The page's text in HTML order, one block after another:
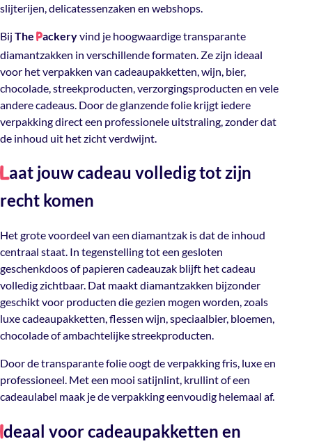
slijterijen, delicatessenzaken en webshops.
Bij The Packeryvind je hoogwaardige transparante
diamantzakken in verschillende formaten. Ze zijn ideaal
voor het verpakken van cadeaupakketten, wijn, bier,
chocolade, streekproducten, verzorgingsproducten en vele
andere cadeaus. Door de glanzende folie krijgt iedere
verpakking direct een professionele uitstraling, zonder dat
de inhoud uit het zicht verdwijnt.
Laat jouw cadeau volledig tot zijn
recht komen
Het grote voordeel van een diamantzak is dat de inhoud
centraal staat. In tegenstelling tot een gesloten
geschenkdoos of papieren cadeauzak blijft het cadeau
volledig zichtbaar. Dat maakt diamantzakken bijzonder
geschikt voor producten die gezien mogen worden, zoals
luxe cadeaupakketten, flessen wijn, speciaalbier, bloemen,
chocolade of ambachtelijke streekproducten.
Door de transparante folie oogt de verpakking fris, luxe en
professioneel. Met een mooi satijnlint, krullint of een
cadeaulabel maak je de verpakking eenvoudig helemaal af.
Ideaal voor cadeaupakketten en